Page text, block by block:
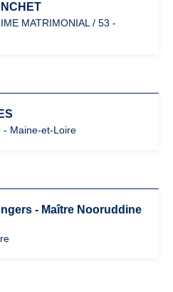
MATRIMONIAL / 53 -
- Maine-et-Loire
- Maître Nooruddine